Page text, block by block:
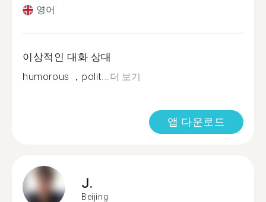
영어
이상적인 대화 상대
humorous ，polit...더 보기
앱 다운로드
J.
Beijing